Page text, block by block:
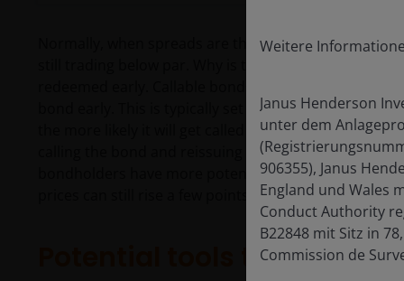
Normally, when spreads are this tight, you would
bond early. This is typically set above par, so the
the more likely it will get called as this typically
calling the bond and reissuing new bonds at a
bondholders have more potential to benefit from
prices can still rise a few points before issuers are
Potential tools to
Weitere
Janus Henderson
unter dem
906355), Janus
England und Wales
Conduct Authority
B22848 mit Sitz in
Commission de